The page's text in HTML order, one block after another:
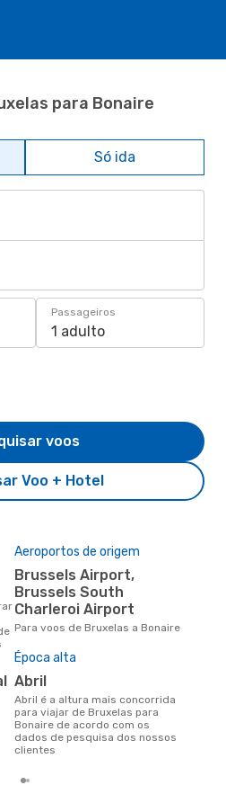
para Bonaire
Só ida
Passageiros
1 adulto
Voo + Hotel
voos
Aeroportos de origem
Brussels Airport,
Brussels South
Charleroi Airport
Para voos de Bruxelas a Bonaire
Época alta
abril
abril é a altura mais concorrida
para viajar de Bruxelas para
Bonaire de acordo com os
dados de pesquisa dos nossos
clientes